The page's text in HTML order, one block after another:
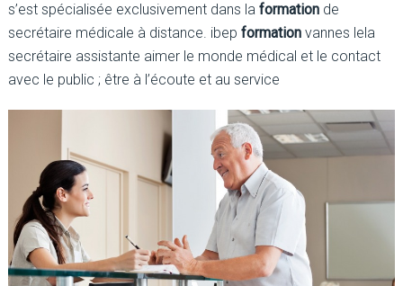
s’est spécialisée exclusivement dans la formationde
secrétaire médicale à distance. ibep formationvannes lela
secrétaire assistante aimer le monde médical et le contact
avec le public ; être à l’écoute et au service